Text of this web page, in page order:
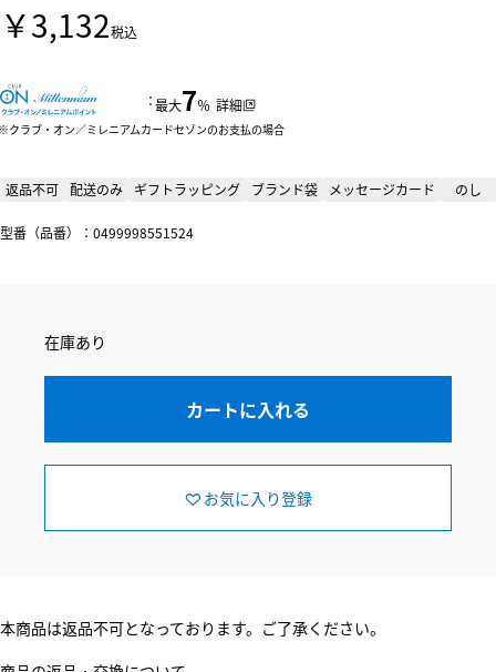
￥3,132税込
：最大7％ 詳細
クラブ・オン／ミレニアムカードセゾンのお支払の場合
返品不可 配送のみ ギフトラッピング ブランド袋 メッセージカード のし
型番（品番）：0499998551524
在庫あり
カートに入れる
お気に入り登録
本商品は返品不可となっております。ご了承ください。